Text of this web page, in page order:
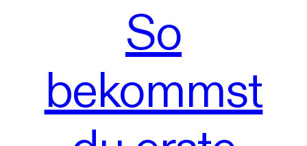
So
bekommst